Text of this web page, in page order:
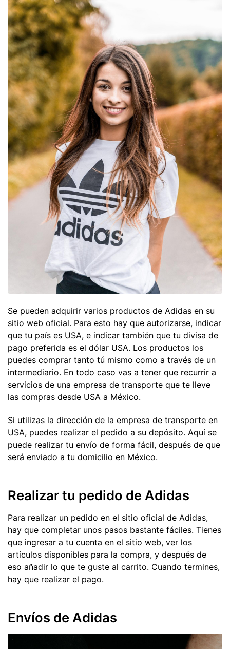
Se pueden adquirir varios productos de Adidas en su
sitio web oficial. Para esto hay que autorizarse, indicar
que tu país es USA, e indicar también que tu divisa de
pago preferida es el dólar USA. Los productos los
puedes comprar tanto tú mismo como a través de un
intermediario. En todo caso vas a tener que recurrir a
servicios de una empresa de transporte que te lleve
las compras desde USA a México.
Si utilizas la dirección de la empresa de transporte en
USA, puedes realizar el pedido a su depósito. Aquí se
puede realizar tu envío de forma fácil, después de que
será enviado a tu domicilio en México.
Realizar tu pedido de Adidas
Para realizar un pedido en el sitio oficial de Adidas,
hay que completar unos pasos bastante fáciles. Tienes
que ingresar a tu cuenta en el sitio web, ver los
artículos disponibles para la compra, y después de
eso añadir lo que te guste al carrito. Cuando termines,
hay que realizar el pago.
Envíos de Adidas